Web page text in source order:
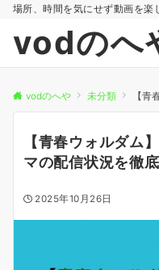
場所、時間を気にせず動画を楽
vodのへ
vodのへや 未分類 【青春
【青春ウォルダム
マの配信状況を徹底
2025年10月26日